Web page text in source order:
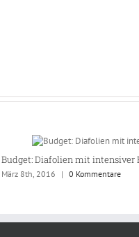
Budget: Diafolien mit intensiver
März 8th, 2016 | 0 Kommentare